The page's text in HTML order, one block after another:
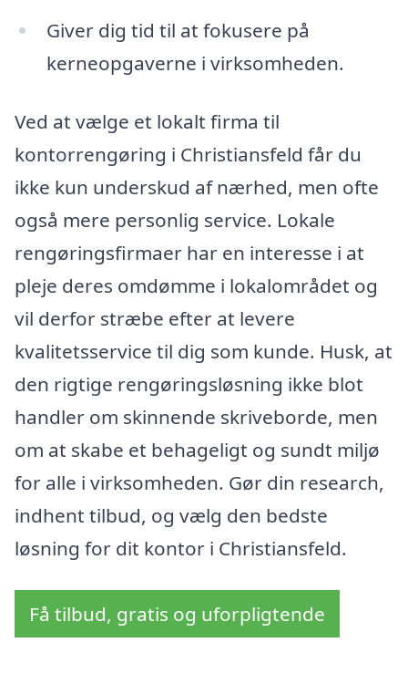
Giver dig tid til at fokusere på
kerneopgaverne i virksomheden.
Ved at vælge et lokalt firma til
kontorrengøring i Christiansfeld får du
ikke kun underskud af nærhed, men ofte
også mere personlig service. Lokale
rengøringsfirmaer har en interesse i at
pleje deres omdømme i lokalområdet og
vil derfor stræbe efter at levere
kvalitetsservice til dig som kunde. Husk, at
den rigtige rengøringsløsning ikke blot
handler om skinnende skriveborde, men
om at skabe et behageligt og sundt miljø
for alle i virksomheden. Gør din research,
indhent tilbud, og vælg den bedste
løsning for dit kontor i Christiansfeld.
Få tilbud, gratis og uforpligtende